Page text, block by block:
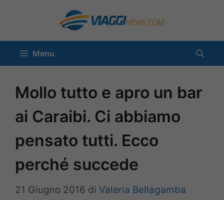
contenuto
Menu
Mollo tutto e apro un bar
ai Caraibi. Ci abbiamo
pensato tutti. Ecco
perché succede
21 Giugno 2016 di Valeria Bellagamba